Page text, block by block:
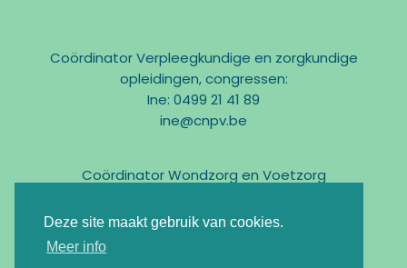
Deze site maakt gebruik van cookies.
Meer info
Coördinator Verpleegkundige en zorgkundige
opleidingen, congressen:
Ine: 0499 21 41 89
ine@cnpv.be
Coördinator Wondzorg en Voetzorg
marc@cnpv.be